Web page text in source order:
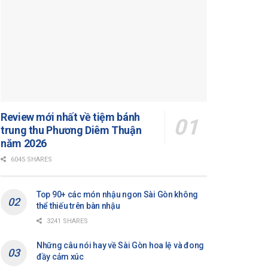
Review mới nhất về tiệm bánh
trung thu Phương Diêm Thuận
năm 2026
6045 SHARES
Top 90+ các món nhậu ngon Sài Gòn không
thể thiếu trên bàn nhậu
3241 SHARES
Những câu nói hay về Sài Gòn hoa lệ và đong
đầy cảm xúc